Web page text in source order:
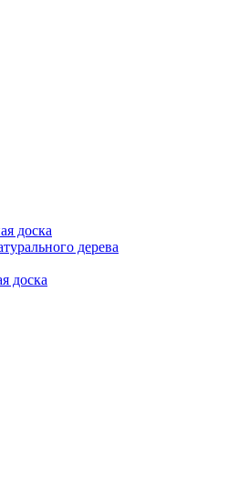
доска
дерева
доска